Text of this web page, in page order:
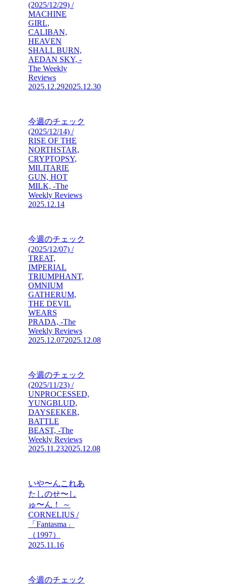
(2025/12/29) /
MACHINE
GIRL,
CALIBAN,
HEAVEN
SHALL BURN,
AEDAN SKY, -
The Weekly
Reviews
2025.12.292025.12.30
今週のチェック
(2025/12/14) /
RISE OF THE
NORTHSTAR,
CRYPTOPSY,
MILITARIE
GUN, HOT
MILK, -The
Weekly Reviews
2025.12.14
今週のチェック
(2025/12/07) /
TREAT,
IMPERIAL
TRIUMPHANT,
OMNIUM
GATHERUM,
THE DEVIL
WEARS
PRADA, -The
Weekly Reviews
2025.12.072025.12.08
今週のチェック
(2025/11/23) /
UNPROCESSED,
YUNGBLUD,
DAYSEEKER,
BATTLE
BEAST, -The
Weekly Reviews
2025.11.232025.12.08
いや〜んこれあ
たしのせ〜し
ゅ〜ん！ ～
CORNELIUS /
「Fantasma」
（1997）
2025.11.16
今週のチェック